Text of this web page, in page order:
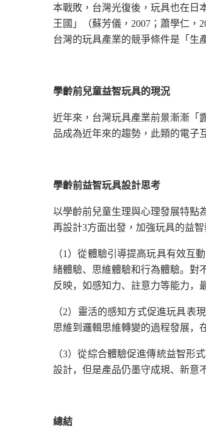
本戰敗，台灣光復後，玩具也在日
王國」（蘇芳儀，2007；蕭學仁，
台灣的玩具產業的競爭條件是「生
學齡前兒童益智玩具的現況
近年來，台灣玩具產業前景漸漸「
品成為近年來的趨勢，此類的電子
學齡前益智玩具設計思考
以學齡前兒童生理與心理發展特點
再設計3方面出發，加強玩具的益智
（1 ）從體驗引導提高玩具有效互
緒體驗、思維體驗和行為體驗。對
反映，如感知力、註意力等能力，
（2）靈活的感知方式促進玩具表
思維到邏輯思維轉變的過程發展，
（3）從綜合體驗促進傳統益智形
設計，但是產品仍墨守成規、新意
總結